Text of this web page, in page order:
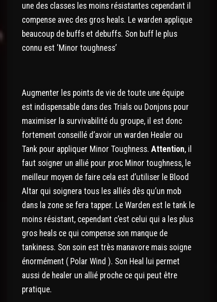
une des classes les moins résistantes cependant il
compense avec des gros heals. Le warden applique
beaucoup de buffs et debuffs. Son buff le plus
connu est ‘Minor toughness’
Augmenter les points de vie de toute une équipe
est indispensable dans des Trials ou Donjons pour
maximiser la survivabilité du groupe, il est donc
fortement conseillé d’avoir un warden Healer ou
Tank pour appliquer Minor Toughness. Attention, il
faut soigner un allié pour proc Minor toughness, le
meilleur moyen de faire cela est d’utiliser le Blood
Altar qui soignera tous les alliés dès qu’un mob
dans la zone se fera tapper. Le Warden est le tank le
moins résistant, cependant c’est celui qui a les plus
gros heals ce qui compense son manque de
tankiness. Son soin est très manavore mais soigne
énormément ( Polar Wind ). Son Heal lui permet
aussi de healer un allié proche ce qui peut être
pratique.